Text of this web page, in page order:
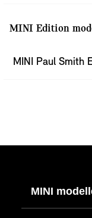
MINI Edition
MINI Paul Smith
MINI